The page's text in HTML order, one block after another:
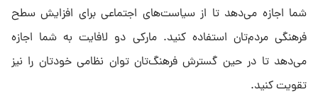
شما اجازه می‌دهد تا از سیاست‌های اجتماعی برای افزایش سطح
فرهنگی مردم‌تان استفاده کنید. مارکی دو لافایت به شما اجازه
می‌دهد تا در حین گسترش فرهنگ‌تان توان نظامی خودتان را نیز
تقویت کنید.